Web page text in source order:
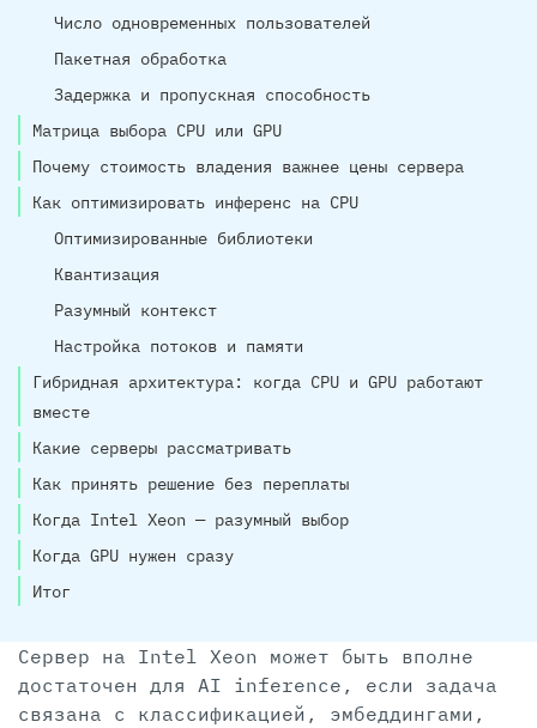
Число одновременных пользователей
Пакетная обработка
Задержка и пропускная способность
Матрица выбора CPU или GPU
Почему стоимость владения важнее цены сервера
Как оптимизировать инференс на CPU
Оптимизированные библиотеки
Квантизация
Разумный контекст
Настройка потоков и памяти
Гибридная архитектура: когда CPU и GPU работают
вместе
Какие серверы рассматривать
Как принять решение без переплаты
Когда Intel Xeon — разумный выбор
Когда GPU нужен сразу
Итог
Сервер на Intel Xeon может быть вполне
достаточен для AI inference, если задача
связана с классификацией, эмбеддингами,